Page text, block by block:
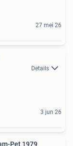
27 mei 26
Details
3 jun 26
Pet 1979